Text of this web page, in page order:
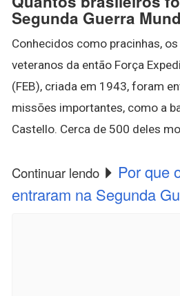
Segunda Guerra
Conhecidos como pracinhas,
veteranos da então Força
(FEB), criada em 1943, foram
missões importantes, como a
Castello. Cerca de 500 deles
Continuar lendo
Por que
entraram na Segunda